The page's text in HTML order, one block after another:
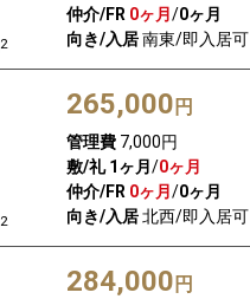
2
仲介/FR 0ヶ月 /0ヶ月
向き/入居南東/即入居可
2
265,000 円
管理費7,000円
敷/礼 1ヶ月 /0ヶ月
仲介/FR 0ヶ月 /0ヶ月
向き/入居北西/即入居可
284,000 円